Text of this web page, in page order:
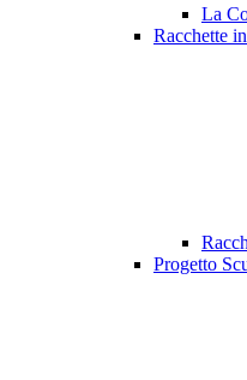
La
Racchette
Progetto